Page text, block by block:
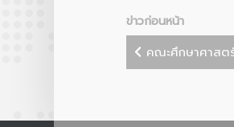
ข่าวก่อนหน้า
คณะศึกษาศาสต